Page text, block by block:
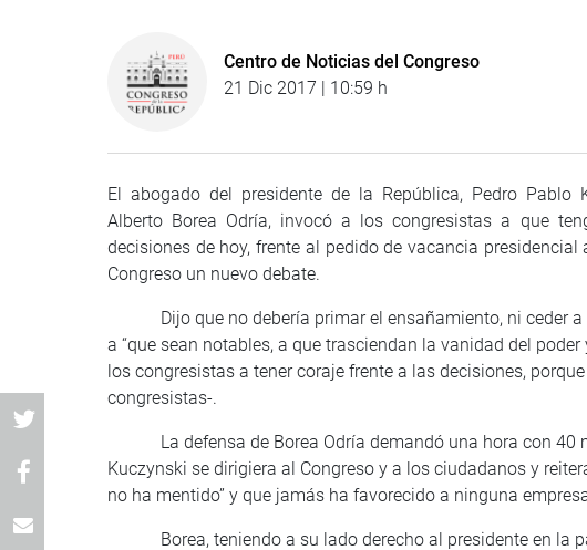
Centro de Noticias del Congreso
21 Dic 2017 | 10:59 h
El abogado del presidente de la República, Pedro Pablo
Alberto Borea Odría, invocó a los congresistas a que
decisiones de hoy, frente al pedido de vacancia
Congreso un nuevo debate.
Dijo que no debería primar el ensañamiento, ni ceder a
a “que sean notables, a que trasciendan la vanidad del
los congresistas a tener coraje frente a las decisiones,
congresistas-.
La defensa de Borea Odría demandó una hora con 40
Kuczynski se dirigiera al Congreso y a los ciudadanos y
no ha mentido” y que jamás ha favorecido a ninguna
Borea, teniendo a su lado derecho al presidente en la